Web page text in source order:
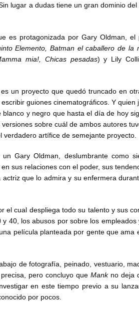
lugar a dudas tiene un gran dominio
es protagonizada por Gary Oldman,
Elemento, Batman el caballero de
mia!, Chicas pesadas) y Lily
un proyecto que quedó truncado en
guiones cinematográficos. Y
blanco y negro que hasta el día de hoy
sobre cuál de ambos autores
artífice de semejante proyecto.
Gary Oldman, deslumbrante como
sus relaciones con el poder, sus
que lo admira y su enfermera
el cual despliega todo su talento y sus
40, los abusos por sobre los
película planteada por gente que ama
de fotografía, peinado, vestuario,
pero concluyo que Mankno deja
en este tiempo previo a su
por pocos.